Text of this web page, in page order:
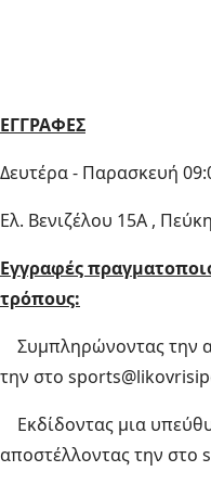
ΕΓΓΡΑΦΕΣ
Δευτέρα - Παρασκευή
Ελ. Βενιζέλου 15Α ,
Εγγραφές
τρόπους:
Συμπληρώνοντας την
την στο
Εκδίδοντας μια
αποστέλλοντας την στο